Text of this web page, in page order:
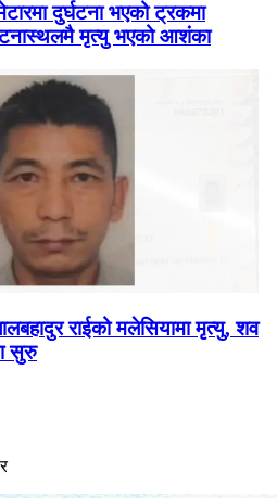
दुर्घटना भएको ट्रकमा
मृत्यु भएको आशंका
राईको मलेसियामा मृत्यु, शव
सुरु